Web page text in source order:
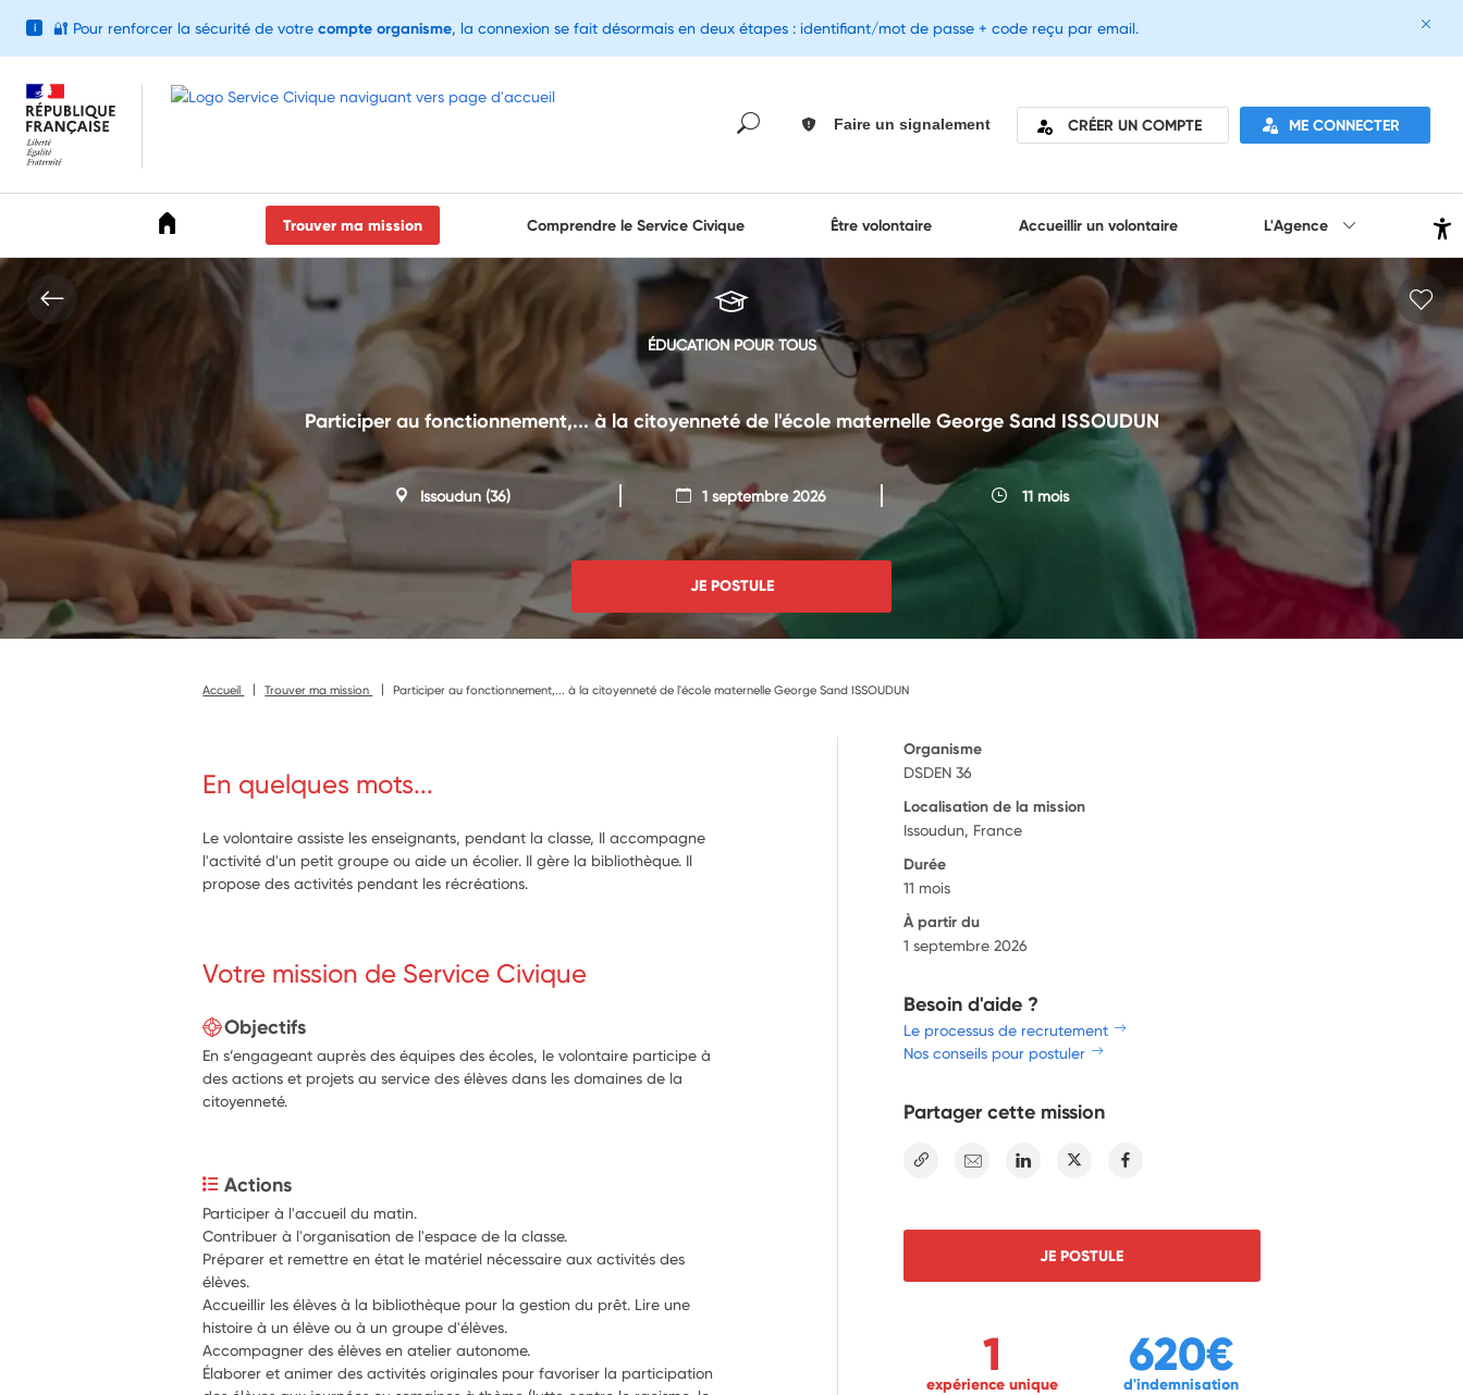
Faire un signalement CRÉER UN COMPTE ME CONNECTER
Trouver ma mission Comprendre le Service Civique Être volontaire Accueillir un volontaire L'Agence
ÉDUCATION POUR TOUS
Participer au fonctionnement,... à la citoyenneté de l'école maternelle George Sand ISSOUDUN
Issoudun (36) 1 septembre 2026 11 mois
JE POSTULE
Accueil Trouver ma mission Participer au fonctionnement,... à la citoyenneté de l'école maternelle George Sand ISSOUDUN
En quelques mots...
Le volontaire assiste les enseignants, pendant la classe, Il accompagne
l'activité d'un petit groupe ou aide un écolier. Il gère la bibliothèque. Il
propose des activités pendant les récréations.
Votre mission de Service Civique
Objectifs
En s’engageant auprès des équipes des écoles, le volontaire participe à
des actions et projets au service des élèves dans les domaines de la
citoyenneté.
Actions
Participer à l'accueil du matin.
Contribuer à l'organisation de l'espace de la classe.
Préparer et remettre en état le matériel nécessaire aux activités des
élèves.
Accueillir les élèves à la bibliothèque pour la gestion du prêt. Lire une
histoire à un élève ou à un groupe d'élèves.
Accompagner des élèves en atelier autonome.
Élaborer et animer des activités originales pour favoriser la participation
Organisme
DSDEN 36
Localisation de la mission
Issoudun, France
Durée
11 mois
À partir du
1 septembre 2026
Besoin d'aide ?
Le processus de recrutement
Nos conseils pour postuler
Partager cette mission
E-mail Linkedin Twitter
JE POSTULE
1
expérience unique
620€
d'indemnisation
i 🔐 Pour renforcer la sécurité de votre compte organisme, la connexion se fait désormais en deux étapes : identifiant/mot de passe + code reçu par email.